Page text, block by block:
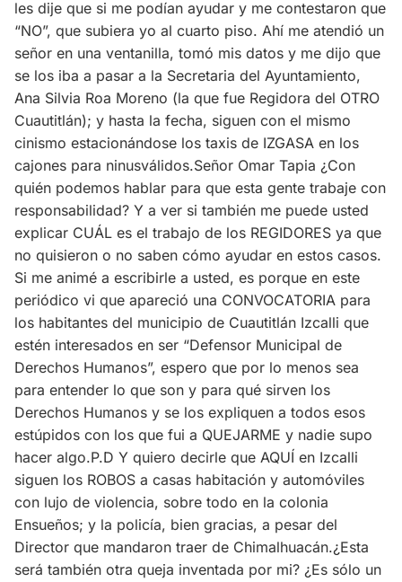
les dije que si me podían ayudar y me contestaron que
“NO”, que subiera yo al cuarto piso. Ahí me atendió un
señor en una ventanilla, tomó mis datos y me dijo que
se los iba a pasar a la Secretaria del Ayuntamiento,
Ana Silvia Roa Moreno (la que fue Regidora del OTRO
Cuautitlán); y hasta la fecha, siguen con el mismo
cinismo estacionándose los taxis de IZGASA en los
cajones para ninusválidos.Señor Omar Tapia ¿Con
quién podemos hablar para que esta gente trabaje con
responsabilidad? Y a ver si también me puede usted
explicar CUÁL es el trabajo de los REGIDORES ya que
no quisieron o no saben cómo ayudar en estos casos.
Si me animé a escribirle a usted, es porque en este
periódico vi que apareció una CONVOCATORIA para
los habitantes del municipio de Cuautitlán Izcalli que
estén interesados en ser “Defensor Municipal de
Derechos Humanos”, espero que por lo menos sea
para entender lo que son y para qué sirven los
Derechos Humanos y se los expliquen a todos esos
estúpidos con los que fui a QUEJARME y nadie supo
hacer algo.P.D Y quiero decirle que AQUÍ en Izcalli
siguen los ROBOS a casas habitación y automóviles
con lujo de violencia, sobre todo en la colonia
Ensueños; y la policía, bien gracias, a pesar del
Director que mandaron traer de Chimalhuacán.¿Esta
será también otra queja inventada por mi? ¿Es sólo un